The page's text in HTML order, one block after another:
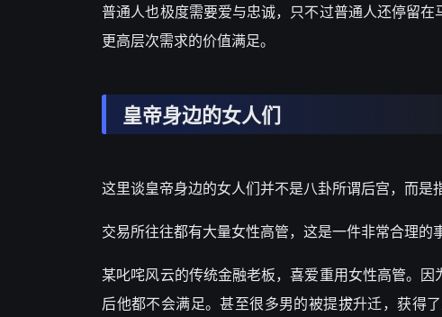
普通人也极度需要爱与忠诚，只不过普通人还停留在
更高层次需求的价值满足。
皇帝身边的女人们
这里谈皇帝身边的女人们并不是八卦所谓后宫，而是
交易所往往都有大量女性高管，这是一件非常合理的
某叱咤风云的传统金融老板，喜爱重用女性高管。
后他都不会满足。甚至很多男的被提拔升迁，获得